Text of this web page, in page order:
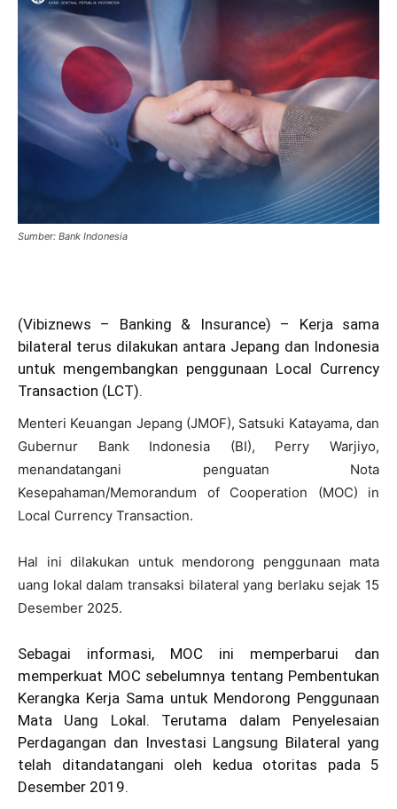
Sumber: Bank Indonesia
(Vibiznews – Banking & Insurance) – Kerja sama
bilateral terus dilakukan antara Jepang dan Indonesia
untuk mengembangkan penggunaan Local Currency
Transaction (LCT).
Menteri Keuangan Jepang (JMOF), Satsuki Katayama, dan
Gubernur Bank Indonesia (BI), Perry Warjiyo,
menandatangani penguatan Nota
Kesepahaman/Memorandum of Cooperation (MOC) in
Local Currency Transaction.
Hal ini dilakukan untuk mendorong penggunaan mata
uang lokal dalam transaksi bilateral yang berlaku sejak 15
Desember 2025.
Sebagai informasi, MOC ini memperbarui dan
memperkuat MOC sebelumnya tentang Pembentukan
Kerangka Kerja Sama untuk Mendorong Penggunaan
Mata Uang Lokal. Terutama dalam Penyelesaian
Perdagangan dan Investasi Langsung Bilateral yang
telah ditandatangani oleh kedua otoritas pada 5
Desember 2019.